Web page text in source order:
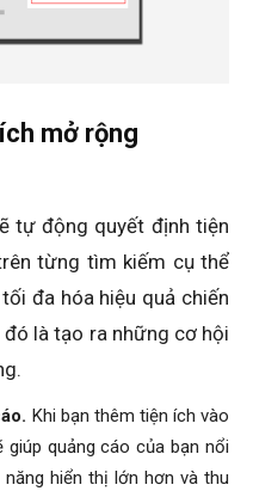
mở rộng
tự động quyết định tiện
từng tìm kiếm cụ thể
đa hóa hiệu quả chiến
là tạo ra những cơ hội
Khi bạn thêm tiện ích vào
quảng cáo của bạn nổi
hiển thị lớn hơn và thu